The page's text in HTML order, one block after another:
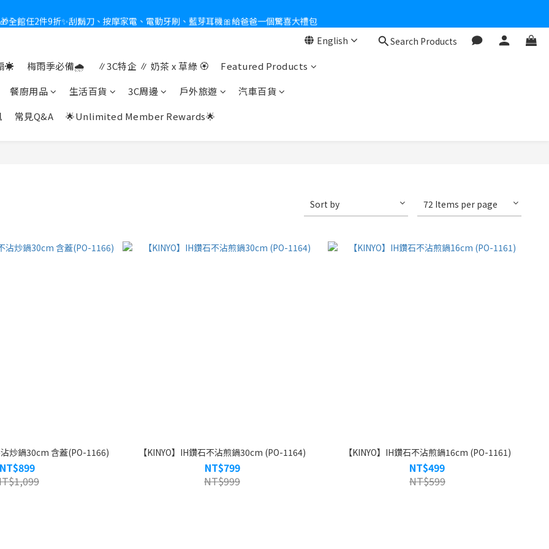
新會員送$100購物金✨再享消費回饋無極限
全館任2件9折✨刮鬍刀、按摩家電、電動牙刷、藍芽耳機🎀給爸爸一個驚喜大禮包
新會員送$100購物金✨再享消費回饋無極限
English Search Products
☀️ 梅雨季必備🌧️ ∥3C特企 ∥ 奶茶 x 草綠 🏵
Featured Products
餐廚用品
生活百貨 3C周邊 戶外旅遊
汽車百貨
常見Q&A 🌟Unlimited Member Rewards🌟
Sort by 72 Items per page
炒鍋30cm 含蓋(PO-1166) 【KINYO】IH鑽石不沾煎鍋30cm (PO-1164)
NT$799
NT$999
【KINYO】IH鑽石不沾煎鍋16cm (PO-1161)
NT$499
NT$599